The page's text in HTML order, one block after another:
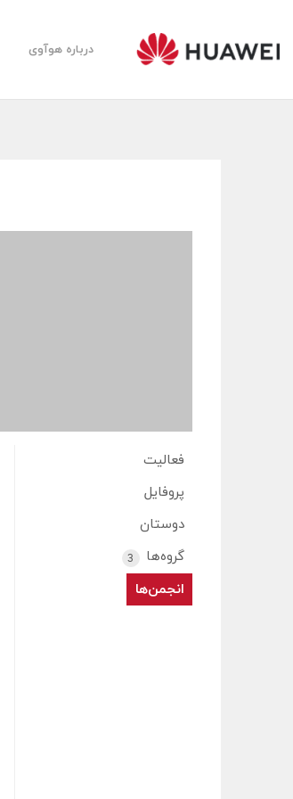
درباره هوآوی
فعالیت
پروفایل
دوستان
گروه‌ها
3
انجمن‌ها